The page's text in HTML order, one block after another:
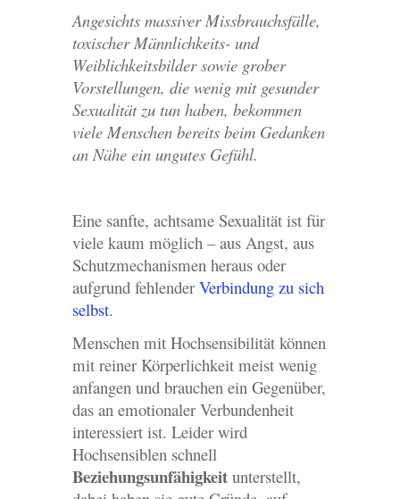
Angesichts massiver Missbrauchsfälle,
toxischer Männlichkeits- und
Weiblichkeitsbilder sowie grober
Vorstellungen, die wenig mit gesunder
Sexualität zu tun haben, bekommen
viele Menschen bereits beim Gedanken
an Nähe ein ungutes Gefühl.
Eine sanfte, achtsame Sexualität ist für
viele kaum möglich – aus Angst, aus
Schutzmechanismen heraus oder
aufgrund fehlender Verbindung zu sich
selbst.
Menschen mit Hochsensibilität können
mit reiner Körperlichkeit meist wenig
anfangen und brauchen ein Gegenüber,
das an emotionaler Verbundenheit
interessiert ist. Leider wird
Hochsensiblen schnell
Beziehungsunfähigkeitunterstellt,